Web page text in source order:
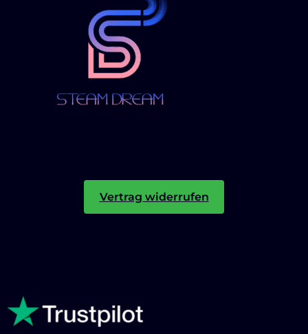
Vertrag widerrufen